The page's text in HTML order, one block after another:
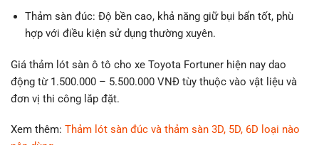
Thảm sàn đúc: Độ bền cao, khả năng giữ bụi bẩn tốt, phù
hợp với điều kiện sử dụng thường xuyên.
Giá thảm lót sàn ô tô cho xe Toyota Fortuner hiện nay dao
động từ 1.500.000 – 5.500.000 VNĐ tùy thuộc vào vật liệu và
đơn vị thi công lắp đặt.
Xem thêm: Thảm lót sàn đúc và thảm sàn 3D, 5D, 6D loại nào